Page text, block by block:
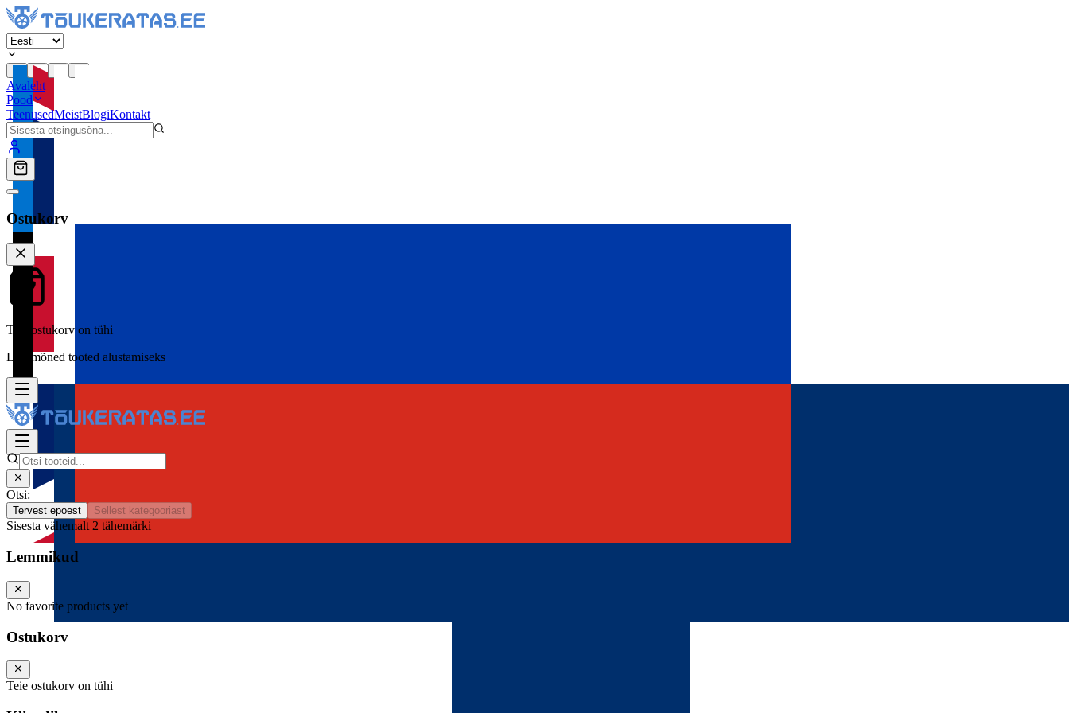
Avaleht
Pood
TeenusedMeistBlogiKontakt
Ostukorv
Teie ostukorv on tühi
Lisa mõned tooted alustamiseks
Otsi:
Tervest epoest Sellest kategooriast
Sisesta vähemalt 2 tähemärki
Lemmikud
No favorite products yet
Ostukorv
Teie ostukorv on tühi